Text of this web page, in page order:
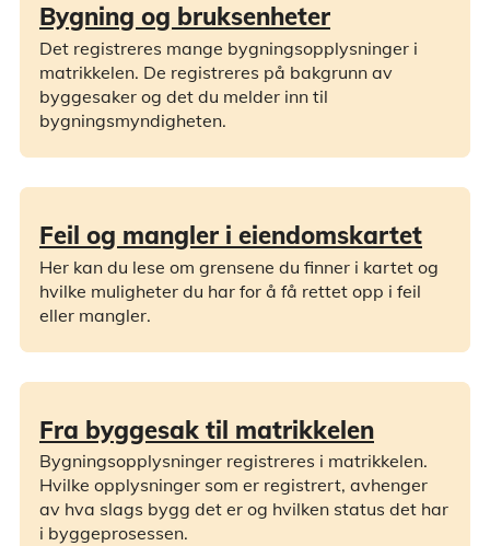
Bygning og bruksenheter
Det registreres mange bygningsopplysninger i
matrikkelen. De registreres på bakgrunn av
byggesaker og det du melder inn til
bygningsmyndigheten.
Feil og mangler i eiendomskartet
Her kan du lese om grensene du finner i kartet og
hvilke muligheter du har for å få rettet opp i feil
eller mangler.
Fra byggesak til matrikkelen
Bygningsopplysninger registreres i matrikkelen.
Hvilke opplysninger som er registrert, avhenger
av hva slags bygg det er og hvilken status det har
i byggeprosessen.